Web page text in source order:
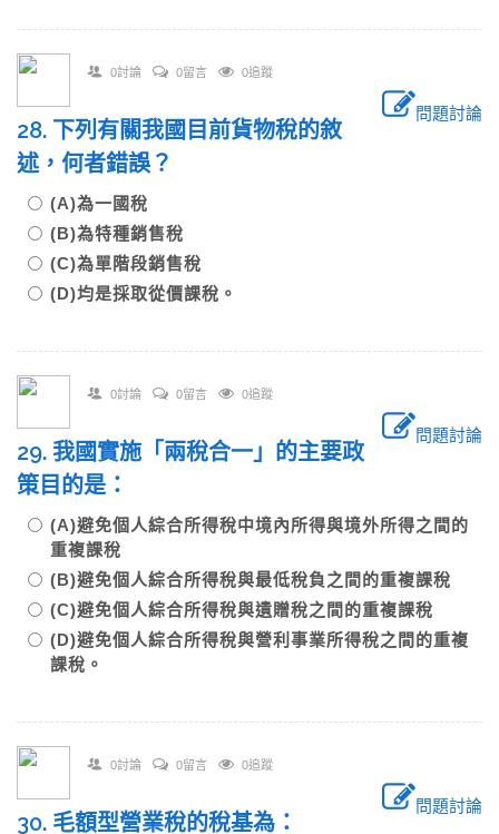
0討論 0留言 0追蹤
問題討論
28. 下列有關我國目前貨物稅的敘
述，何者錯誤？
(A)為一國稅
(B)為特種銷售稅
(C)為單階段銷售稅
(D)均是採取從價課稅。
0討論 0留言 0追蹤
問題討論
29. 我國實施「兩稅合一」的主要政
策目的是：
(A)避免個人綜合所得稅中境內所得與境外所得之間的
重複課稅
(B)避免個人綜合所得稅與最低稅負之間的重複課稅
(C)避免個人綜合所得稅與遺贈稅之間的重複課稅
(D)避免個人綜合所得稅與營利事業所得稅之間的重複
課稅。
0討論 0留言 0追蹤
問題討論
30. 毛額型營業稅的稅基為：